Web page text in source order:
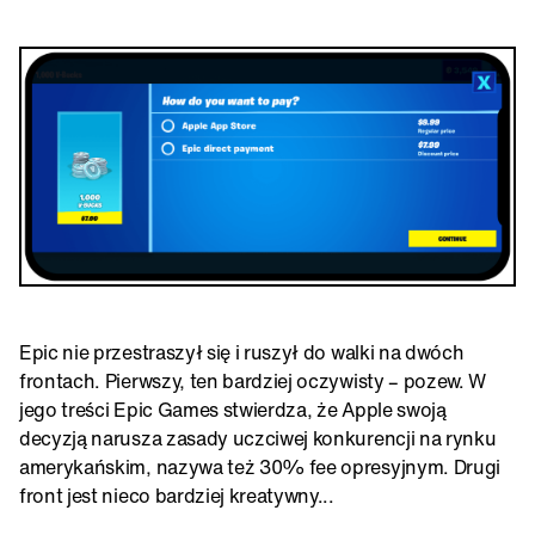
Epic nie przestraszył się i ruszył do walki na dwóch
frontach. Pierwszy, ten bardziej oczywisty – pozew. W
jego treści Epic Games stwierdza, że Apple swoją
decyzją narusza zasady uczciwej konkurencji na rynku
amerykańskim, nazywa też 30% fee opresyjnym. Drugi
front jest nieco bardziej kreatywny...